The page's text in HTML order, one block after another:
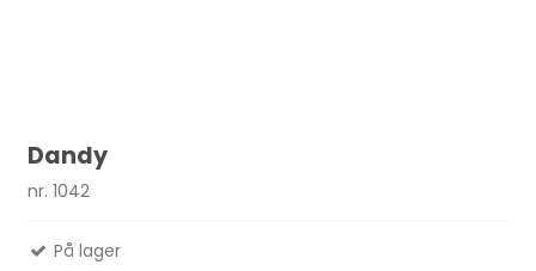
Dandy
nr. 1042
På lager